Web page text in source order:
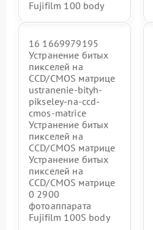
Fujifilm 100 body
16 1669979195
Устранение битых
пикселей на
CCD/CMOS матрице
ustranenie-bityh-
pikseley-na-ccd-
cmos-matrice
Устранение битых
пикселей на
CCD/CMOS матрице
Устранение битых
пикселей на
CCD/CMOS матрице
0 2900
фотоаппарата
Fujifilm 100S body